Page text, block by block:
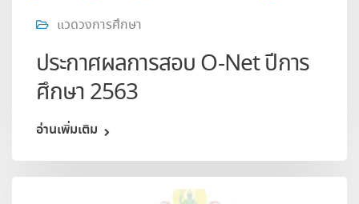
แวดวงการศึกษา
ประกาศผลการสอบ O-Net ปีการ
ศึกษา 2563
อ่านเพิ่มเติม